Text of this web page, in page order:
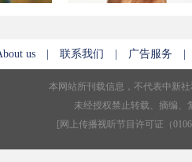
us |联系我们 广告服务
本网站所刊载信息，不代表中新
未经授权禁止转载、摘编
[ 网上传播视听节目许可证（